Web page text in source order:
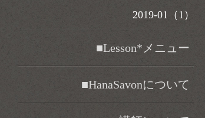
2019-01（1）
■Lesson*メニュー
■HanaSavonについて